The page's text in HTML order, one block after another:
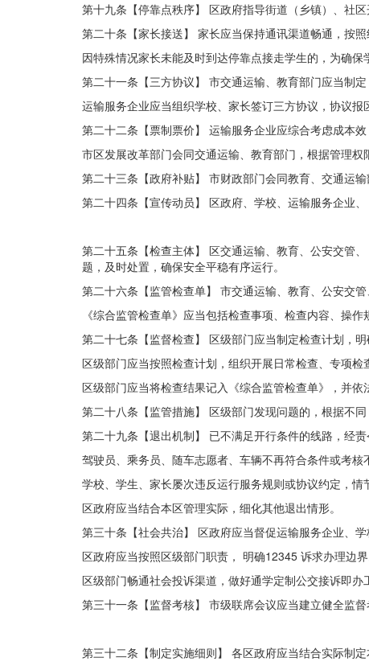
第十九条【停靠点秩序】
区政府指导街道（乡镇）、社
第二十条【家长接送】 家长应当保持通讯渠道畅通，按照
因特殊情况家长未能及时到达停靠点接走学生的，为确
第二十一条【三方协议】 市交通运输、教育部门应当制
运输服务企业应当组织学校、家长签订三方协议，协议报
第二十二条【票制票价】 运输服务企业应综合考虑成本
市区发展改革部门会同交通运输、教育部门，根据管理权
第二十三条【政府补贴】 市财政部门会同教育、交通运输
第二十四条【宣传动员】 区政府、学校、运输服务企业
第二十五条【检查主体】 区交通运输、教育、公安交管
题， 及时处置，确保安全平稳有序运行。
第二十六条【监管检查单】 市交通运输、教育、公安交
《综合监管检查单》应当包括检查事项、检查内容、操作
第二十七条【监督检查】
区级部门应当制定检查计划，明
区级部门应当按照检查计划，组织开展日常检查、专项
区级部门应当将检查结果记入《综合监管检查单》，并依
第二十八条【监管措施】 区级部门发现问题的，根据不
第二十九条【退出机制】 已不满足开行条件的线路，经责
驾驶员、乘务员、随车志愿者、车辆不再符合条件或考核
学校、学生、家长屡次违反运行服务规则或协议约定，
区政府应当结合本区管理实际，细化其他退出情形。
第三十条【社会共治】 区政府应当督促运输服务企业、学
区政府应当按照区级部门职责， 明确12345 诉求办理边界
区级部门畅通社会投诉渠道，做好通学定制公交接诉即办
第三十一条【监督考核】 市级联席会议应当建立健全监
第三十二条【制定实施细则】 各区政府应当结合实际制定